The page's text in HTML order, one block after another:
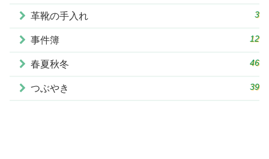
革靴の手入れ 3
事件簿 12
春夏秋冬 46
つぶやき 39